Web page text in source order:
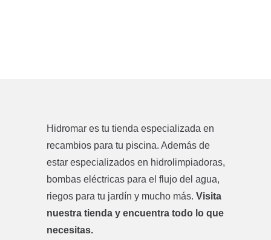
Hidromar es tu tienda especializada en
recambios para tu piscina. Además de
estar especializados en hidrolimpiadoras,
bombas eléctricas para el flujo del agua,
riegos para tu jardín y mucho más. Visita
nuestra tienda y encuentra todo lo que
necesitas.